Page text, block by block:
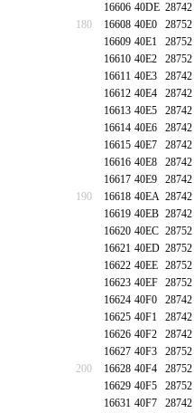
16606 40DE 28742
180
16608 40E0 28752
16609 40E1 28752
16610 40E2 28752
16611 40E3 28742
16612 40E4 28742
16613 40E5 28742
16614 40E6 28742
16615 40E7 28742
16616 40E8 28742
16617 40E9 28742
190
16618 40EA 28742
16619 40EB 28742
16620 40EC 28752
16621 40ED 28752
16622 40EE 28752
16623 40EF 28752
16624 40F0 28742
16625 40F1 28742
16626 40F2 28742
16627 40F3 28752
200
16628 40F4 28752
16629 40F5 28752
16631 40F7 28742